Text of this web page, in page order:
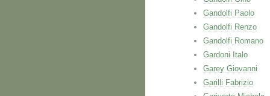
Gandolfi Paolo
Gandolfi Renzo
Gandolfi Romano
Gardoni Italo
Garey Giovanni
Garilli Fabrizio